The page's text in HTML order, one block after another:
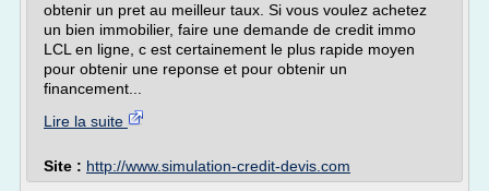
obtenir un pret au meilleur taux. Si vous voulez achetez
un bien immobilier, faire une demande de credit immo
LCL en ligne, c est certainement le plus rapide moyen
pour obtenir une reponse et pour obtenir un
financement...
Lire la suite
Site : http://www.simulation-credit-devis.com